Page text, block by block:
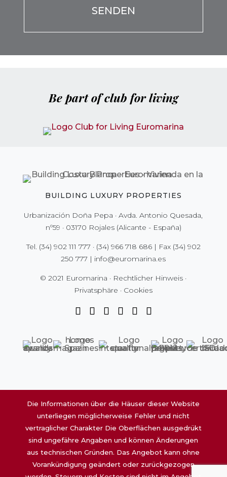
Be part of club for living
BUILDING LUXURY PROPERTIES
Urbanización Doña Pepa · Avda. Antonio Quesada,
nº59 · 03170 Rojales (Alicante - España)
Tel. (34) 902 111 777 · (34) 966 718 686| Fax (34) 902
250 777 | info@euromarina.es
© 2021 Euromarina · Rechtlicher Hinweis ·
Privatsphäre · Cookies
Die Informationen über die Häuser dieser Website
unterliegen möglicherweise Fehler und nicht
vertraglicher Charakter Die Oberflächen ausgedrükt
sind ungefähre Angaben und können Änderungen
aus technischen Gründen. Das Angebot kann ohne
Vorankündigung geändert oder zurückgezogen